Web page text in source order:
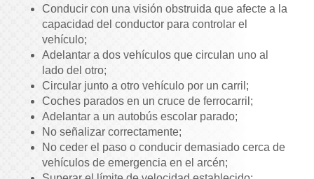
Conducir con una visión obstruida que afecte a la
capacidad del conductor para controlar el
vehículo;
Adelantar a dos vehículos que circulan uno al
lado del otro;
Circular junto a otro vehículo por un carril;
Coches parados en un cruce de ferrocarril;
Adelantar a un autobús escolar parado;
No señalizar correctamente;
No ceder el paso o conducir demasiado cerca de
vehículos de emergencia en el arcén;